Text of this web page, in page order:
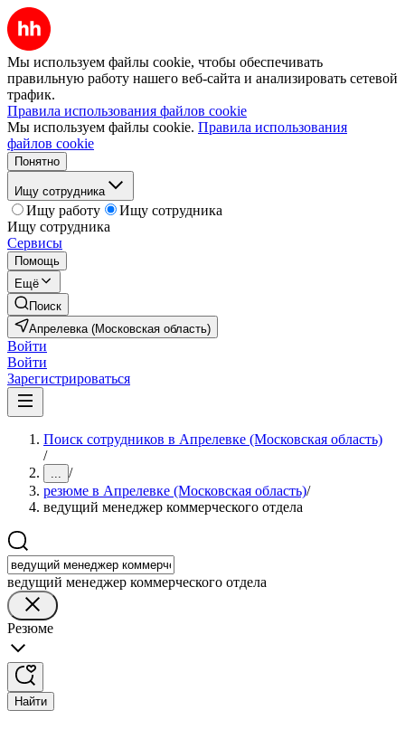
Мы используем файлы cookie, чтобы обеспечивать
правильную работу нашего веб-сайта и анализировать сетевой
трафик.
Правила использования файлов cookie
Мы используем файлы cookie. Правила использования
файлов cookie
Понятно
Ищу сотрудника
Ищу работу
Ищу сотрудника
Ищу сотрудника
Сервисы
Помощь
Ещё
Поиск
Апрелевка (Московская область)
Войти
Войти
Зарегистрироваться
Поиск сотрудников в Апрелевке (Московская область)
/
... /
резюме в Апрелевке (Московская область)/
ведущий менеджер коммерческого отдела
ведущий менеджер коммерческого отдела
Резюме
Найти